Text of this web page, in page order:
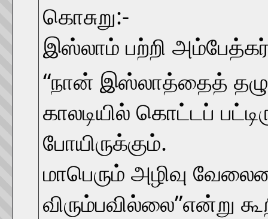
கொசுறு:-
இஸ்லாம் பற்றி
“நான் இஸ்லாத்தைத்
காலடியில் கொட்டப்
போயிருக்கும்.
மாபெரும் அழிவு
விரும்பவில்லை’’என்று